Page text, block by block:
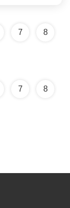
7 8
7 8